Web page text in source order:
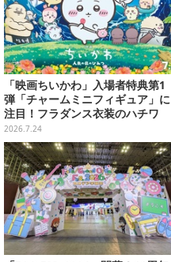
「映画ちいかわ」入場者特典第1
弾「チャームミニフィギュア」に
注目！フラダンス衣装のハチワ
レ、うさぎら全8種類
2026.7.24